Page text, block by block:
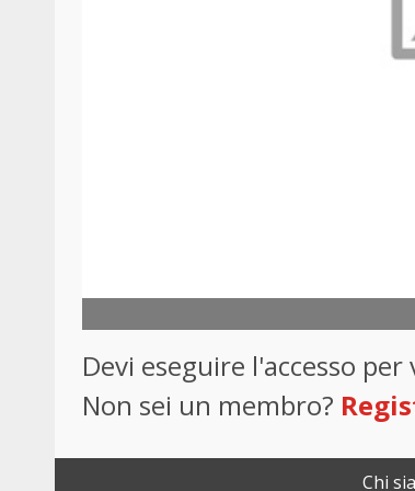
Devi eseguire l'accesso
Non sei un membro?
Chi